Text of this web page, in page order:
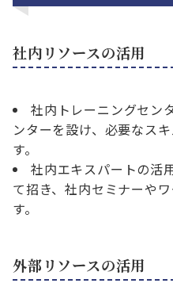
社内リソースの活用
社内トレーニングセン
ンターを設け、必要なス
す。
社内エキスパートの活
て招き、社内セミナーや
す。
外部リソースの活用